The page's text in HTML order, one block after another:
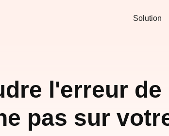
Solution
l'erreur
pas sur